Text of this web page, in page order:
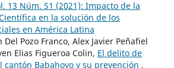
13 Núm. S1 (2021): Impacto de la
en la solución de los
en América Latina
Del Pozo Franco, Alex Javier Peñafiel
Elias Figueroa Colin, El delito de
cantón Babahoyo y su prevención ,